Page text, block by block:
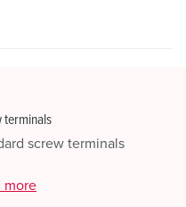
terminals
screw terminals
more